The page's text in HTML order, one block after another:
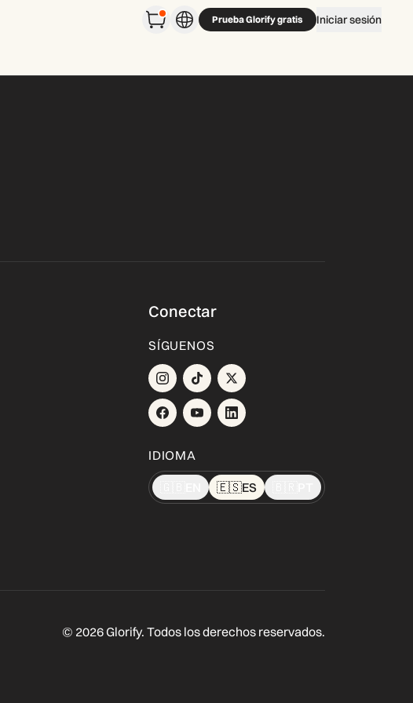
Prueba Glorify gratis Iniciar sesión
Conectar
SÍGUENOS
IDIOMA
🇪🇸ES
© 2026 Glorify. Todos los derechos reservados.